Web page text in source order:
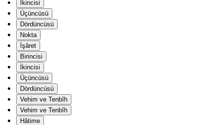
İkincisi
Üçüncüsü
Dördüncüsü
Nokta
İşâret
Birincisi
İkincisi
Üçüncüsü
Dördüncüsü
Vehim ve Tenbîh
Vehim ve Tenbîh
Hâtime